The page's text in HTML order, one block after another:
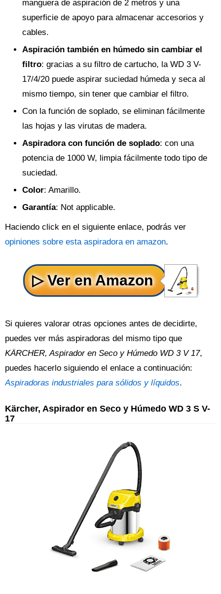
manguera de aspiración de 2 metros y una
superficie de apoyo para almacenar accesorios y
cables.
Aspiración también en húmedo sin cambiar el
filtro: gracias a su filtro de cartucho, la WD 3 V-
17/4/20 puede aspirar suciedad húmeda y seca al
mismo tiempo, sin tener que cambiar el filtro.
Con la función de soplado, se eliminan fácilmente
las hojas y las virutas de madera.
Aspiradora con función de soplado: con una
potencia de 1000 W, limpia fácilmente todo tipo de
suciedad.
Color: Amarillo.
Garantía: Not applicable.
Haciendo click en el siguiente enlace, podrás ver
opiniones sobre esta aspiradora en amazon.
Si quieres valorar otras opciones antes de decidirte,
puedes ver más aspiradoras del mismo tipo que
KÄRCHER, Aspirador en Seco y Húmedo WD 3 V 17,
puedes hacerlo siguiendo el enlace a continuación:
Aspiradoras industriales para sólidos y líquidos.
Kärcher, Aspirador en Seco y Húmedo WD 3 S V-
17